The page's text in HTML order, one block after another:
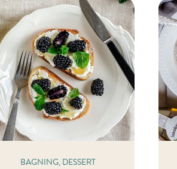
BAGNING, DESSERT